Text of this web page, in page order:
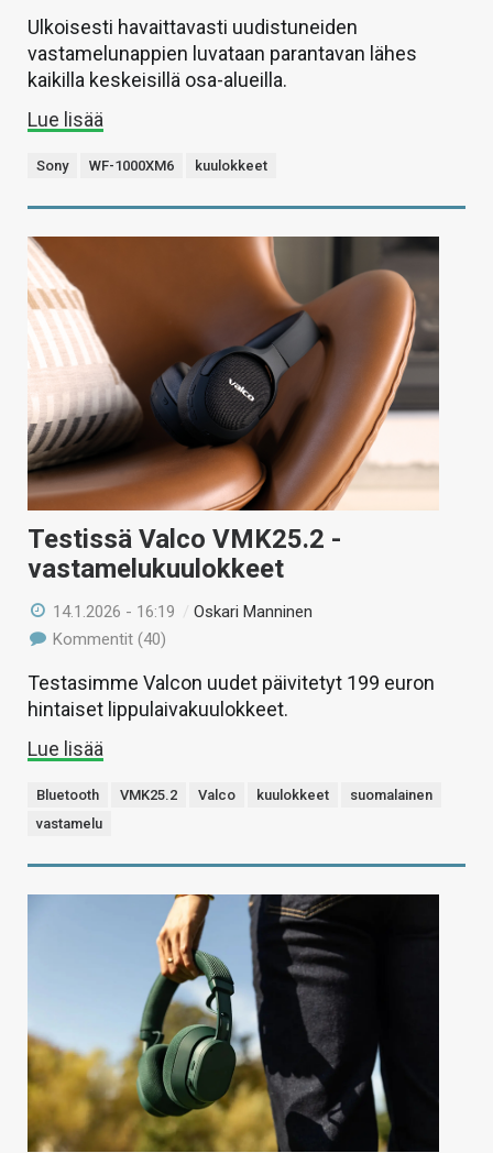
Ulkoisesti havaittavasti uudistuneiden
vastamelunappien luvataan parantavan lähes
kaikilla keskeisillä osa-alueilla.
Lue lisää
Sony WF-1000XM6 kuulokkeet
Testissä Valco VMK25.2 -
vastamelukuulokkeet
14.1.2026 - 16:19 /Oskari Manninen
Kommentit (40)
Testasimme Valcon uudet päivitetyt 199 euron
hintaiset lippulaivakuulokkeet.
Lue lisää
Bluetooth VMK25.2 Valco kuulokkeet
suomalainen
vastamelu